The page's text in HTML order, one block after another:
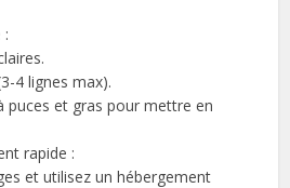
:
4 lignes max).
puces et gras pour mettre en
rapide :
et utilisez un hébergement